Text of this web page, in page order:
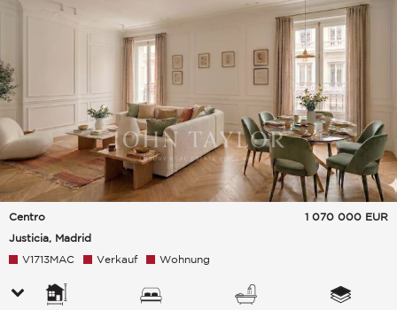
Centro
Justicia, Madrid
1 070 000 EUR
V1713MAC Verkauf Wohnung